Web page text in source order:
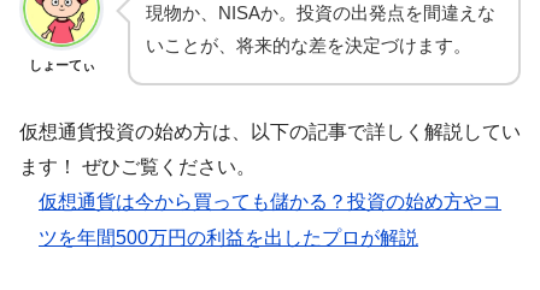
しょーてぃ
現物か、NISAか。投資の出発点を間違えな
いことが、将来的な差を決定づけます。
仮想通貨投資の始め方は、以下の記事で詳しく解説してい
ます！ ぜひご覧ください。
仮想通貨は今から買っても儲かる？投資の始め方やコ
ツを年間500万円の利益を出したプロが解説